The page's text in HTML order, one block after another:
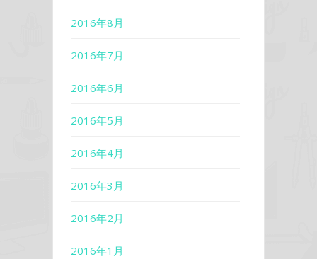
2016年8月
2016年7月
2016年6月
2016年5月
2016年4月
2016年3月
2016年2月
2016年1月